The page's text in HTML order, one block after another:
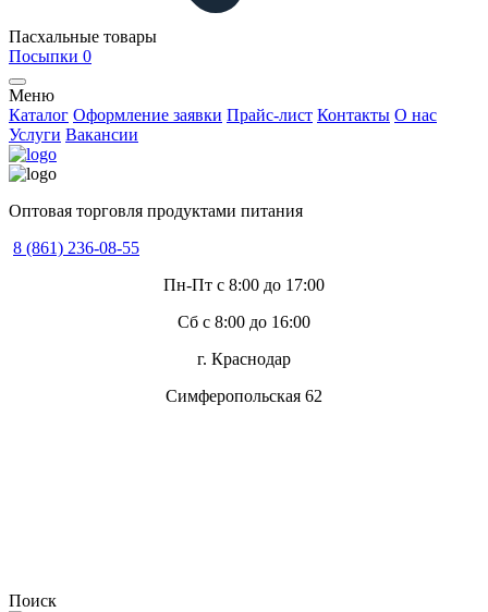
Пасхальные товары
Посыпки 0
Меню
Каталог Оформление заявки Прайс-лист Контакты О нас
Услуги Вакансии
Оптовая торговля продуктами питания
8 (861) 236-08-55
Пн-Пт с 8:00 до 17:00
Сб с 8:00 до 16:00
г. Краснодар
Симферопольская 62
Поиск